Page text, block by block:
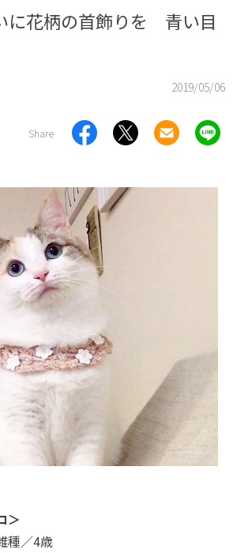
に花柄の首飾りを 青い目
2019/05/06
Share
＞
種／4歳